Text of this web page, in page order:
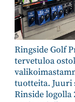
Ringside Golf
tervetuloa
tuotteita. Juuri
Rinside logolla